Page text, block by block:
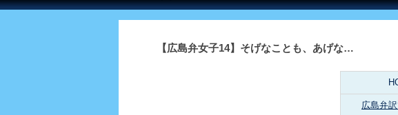
【広島弁女子14】そげなことも、あげな…
広島弁